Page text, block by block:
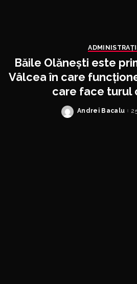
Băile Olănești este
Vâlcea în care
care face turul
Posted
Andrei Bacalu